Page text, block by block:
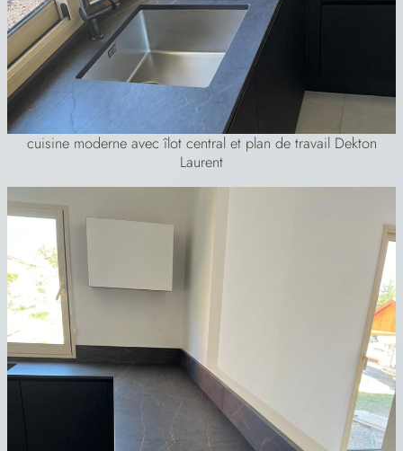
cuisine moderne avec îlot central et plan de travail Dekton
Laurent